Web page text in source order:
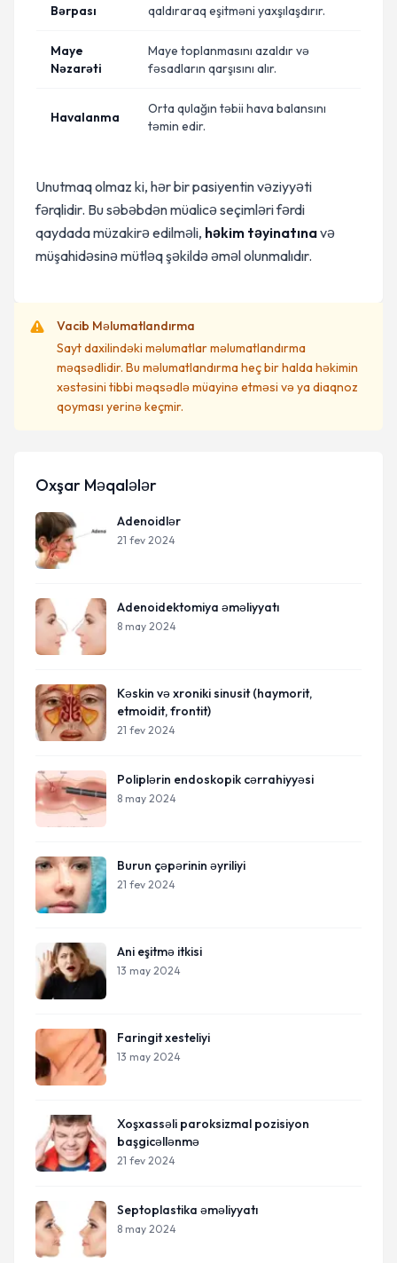
Bərpası
qaldıraraq eşitməni yaxşılaşdırır.
Maye
Nəzarəti
Maye toplanmasını azaldır və
fəsadların qarşısını alır.
Havalanma
Orta qulağın təbii hava balansını
təmin edir.
Unutmaq olmaz ki, hər bir pasiyentin vəziyyəti
fərqlidir. Bu səbəbdən müalicə seçimləri fərdi
qaydada müzakirə edilməli, həkim təyinatınavə
müşahidəsinə mütləq şəkildə əməl olunmalıdır.
Vacib Məlumatlandırma
Sayt daxilindəki məlumatlar məlumatlandırma
məqsədlidir. Bu məlumatlandırma heç bir halda həkimin
xəstəsini tibbi məqsədlə müayinə etməsi və ya diaqnoz
qoyması yerinə keçmir.
Oxşar Məqalələr
Adenoidlər
21 fev 2024
Adenoidektomiya əməliyyatı
8 may 2024
Kəskin və xroniki sinusit (haymorit,
etmoidit, frontit)
21 fev 2024
Poliplərin endoskopik cərrahiyyəsi
8 may 2024
Burun çəpərinin əyriliyi
21 fev 2024
Ani eşitmə itkisi
13 may 2024
Faringit xesteliyi
13 may 2024
Xoşxassəli paroksizmal pozisiyon
başgicəllənmə
21 fev 2024
Septoplastika əməliyyatı
8 may 2024